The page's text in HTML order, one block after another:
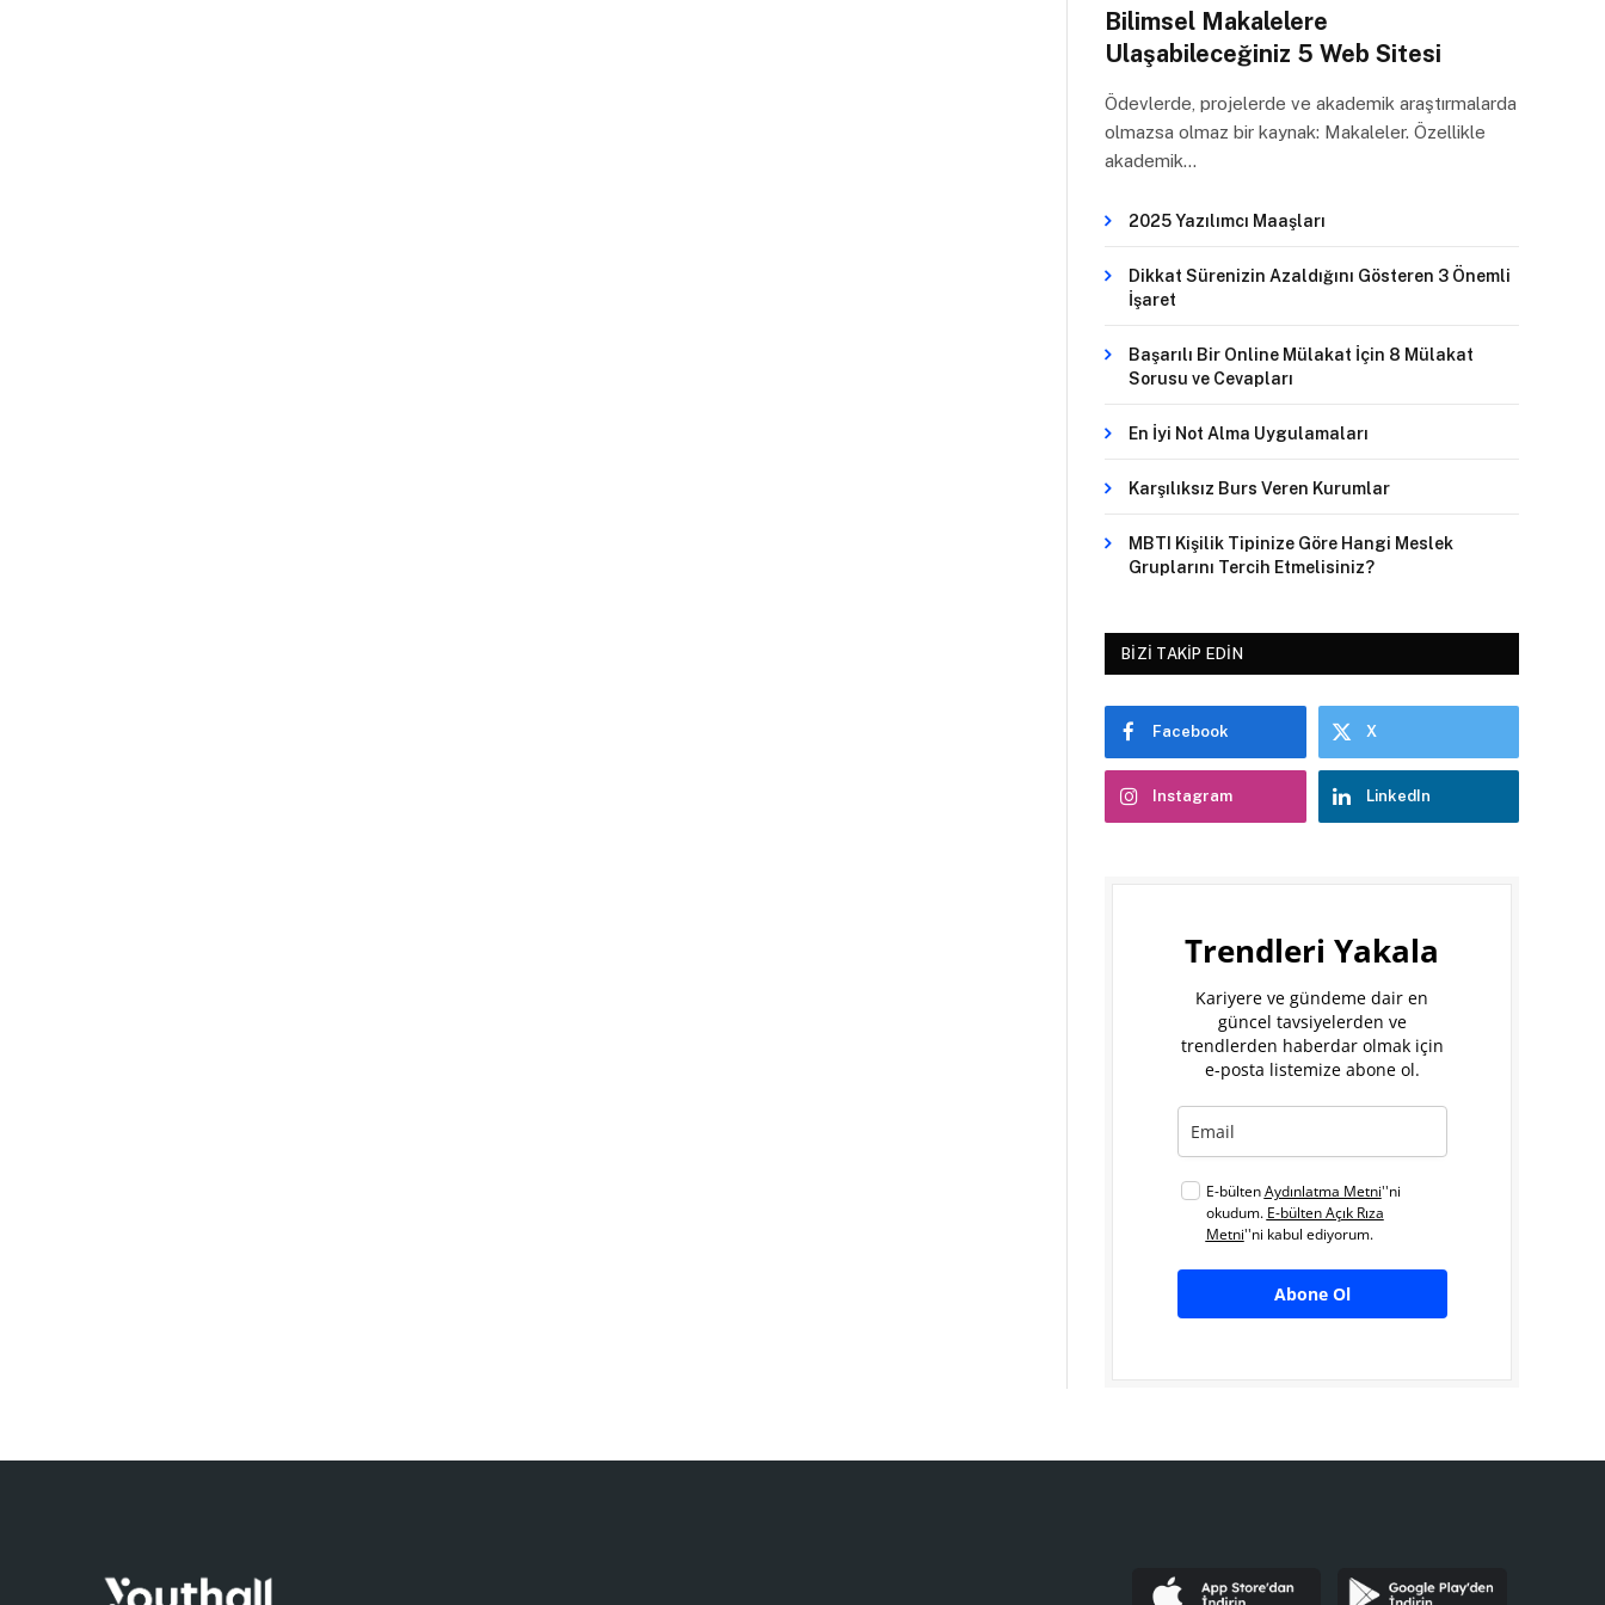
Bilimsel Makalelere
Ulaşabileceğiniz 5 Web Sitesi
Ödevlerde, projelerde ve akademik araştırmalarda
olmazsa olmaz bir kaynak: Makaleler. Özellikle
akademik…
2025 Yazılımcı Maaşları
Dikkat Sürenizin Azaldığını Gösteren 3 Önemli
İşaret
Başarılı Bir Online Mülakat İçin 8 Mülakat
Sorusu ve Cevapları
En İyi Not Alma Uygulamaları
Karşılıksız Burs Veren Kurumlar
MBTI Kişilik Tipinize Göre Hangi Meslek
Gruplarını Tercih Etmelisiniz?
BIZI TAKIP EDIN
Facebook X
Instagram LinkedIn
Trendleri Yakala
Kariyere ve gündeme dair en
güncel tavsiyelerden ve
trendlerden haberdar olmak için
e-posta listemize abone ol.
E-bültenAydınlatma Metni''ni
okudum. E-bülten Açık Rıza
Metni''ni kabul ediyorum.
Abone Ol